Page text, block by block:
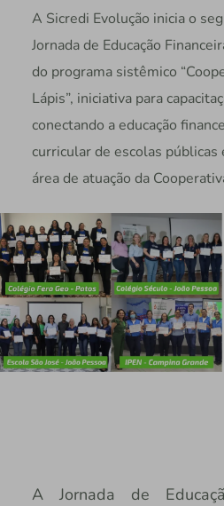
A Sicredi Evolução inicia o
Jornada de Educação
do programa sistêmico
Lápis”, iniciativa para
conectando a educação
curricular de escolas públicas
área de atuação da
A Jornada de